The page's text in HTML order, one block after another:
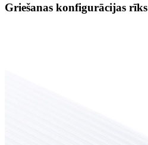
Griešanas konfigurācijas rīks